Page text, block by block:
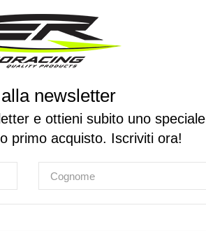
Saldi estivi
-18%
newsletter
e ottieni subito uno speciale
primo acquisto. Iscriviti ora!